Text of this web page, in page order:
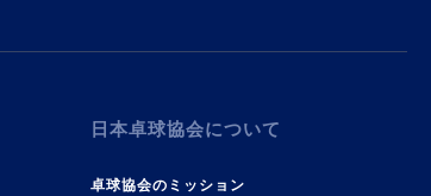
日本卓球協会について
卓球協会のミッション